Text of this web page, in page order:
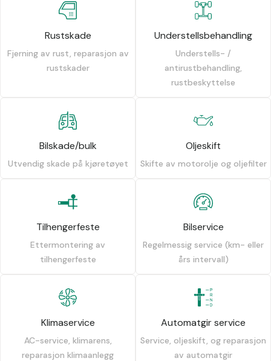
Rustskade
Fjerning av rust, reparasjon av
rustskader
Understellsbehandling
Understells- /
antirustbehandling,
rustbeskyttelse
Bilskade/bulk
Utvendig skade på kjøretøyet
Oljeskift
Skifte av motorolje og oljefilter
Tilhengerfeste
Ettermontering av
tilhengerfeste
Bilservice
Regelmessig service (km- eller
års intervall)
Klimaservice
AC-service, klimarens,
reparasjon klimaanlegg
Automatgir service
Service, oljeskift, og reparasjon
av automatgir